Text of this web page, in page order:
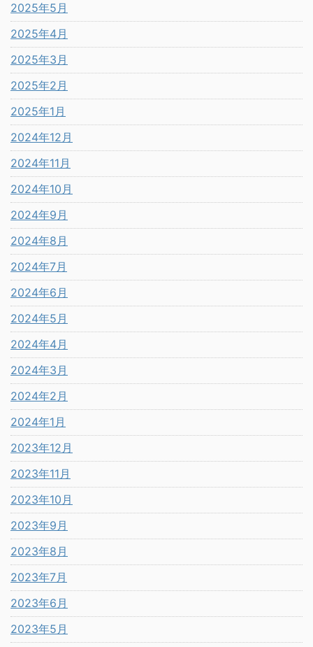
2025年5月
2025年4月
2025年3月
2025年2月
2025年1月
2024年12月
2024年11月
2024年10月
2024年9月
2024年8月
2024年7月
2024年6月
2024年5月
2024年4月
2024年3月
2024年2月
2024年1月
2023年12月
2023年11月
2023年10月
2023年9月
2023年8月
2023年7月
2023年6月
2023年5月